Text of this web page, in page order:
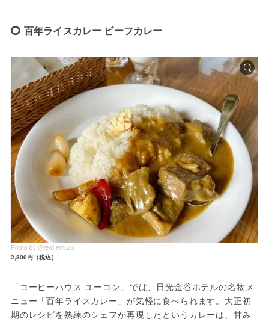
百年ライスカレー ビーフカレー
Photo by @real.emi.23
2,800円（税込）
「コーヒーハウス ユーコン」では、日光金谷ホテルの名物メ
ニュー「百年ライスカレー」が気軽に食べられます。大正初
期のレシピを熟練のシェフが再現したというカレーは、甘み